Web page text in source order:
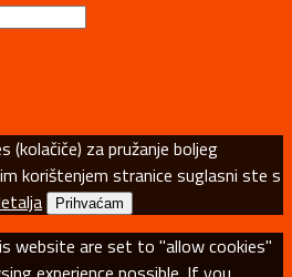
(kolačiče) za pružanje boljeg
korištenjem stranice suglasni ste s
Prihvaćam
website are set to "allow cookies"